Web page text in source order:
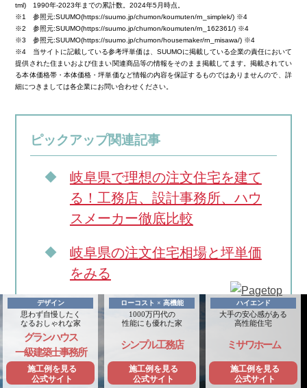
tml) 1990年-2023年までの累計数。2024年5月時点。
※1 参照元:SUUMO(https://suumo.jp/chumon/koumuten/rn_simplek/) ※4
※2 参照元:SUUMO(https://suumo.jp/chumon/koumuten/rn_162361/) ※4
※3 参照元:SUUMO(https://suumo.jp/chumon/housemaker/rn_misawa/) ※4
※4 当サイトに記載している参考坪単価は、SUUMOに掲載している企業の責任において
提供された住まいおよび住まい関連商品等の情報をそのまま掲載してます。掲載されてい
る本体価格帯・本体価格・坪単価など情報の内容を保証するものではありませんので、詳
細につきましては各企業にお問い合わせください。
ピックアップ関連記事
岐阜県で理想の注文住宅を建て
る！工務店、設計事務所、ハウ
スメーカー徹底比較
岐阜県の注文住宅相場と坪単価
をみる
【こだわり別】岐阜で建築でき
る注文住宅の施工事例集
薪ストーブが栄える注文住宅
デザイン
思わず自慢したく
なるおしゃれな家
グランハウス
一級建築士事務所
施工例を見る
公式サイト
ローコスト × 高機能
1000万円代の
性能にも優れた家
シンプル工務店
施工例を見る
公式サイト
ハイエンド
大手の安心感がある
高性能住宅
ミサワホーム
施工例を見る
公式サイト